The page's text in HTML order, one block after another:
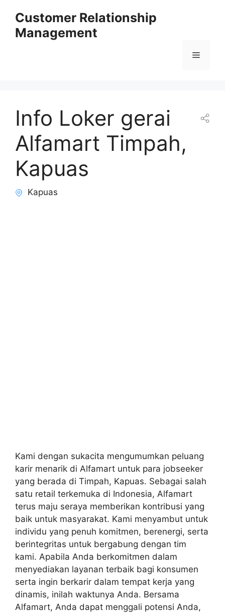
content
Customer Relationship
Management
Menu
Info Loker gerai
Alfamart Timpah,
Kapuas
Kapuas
Kami dengan sukacita mengumumkan peluang
karir menarik di Alfamart untuk para jobseeker
yang berada di Timpah, Kapuas. Sebagai salah
satu retail terkemuka di Indonesia, Alfamart
terus maju seraya memberikan kontribusi yang
baik untuk masyarakat. Kami menyambut untuk
individu yang penuh komitmen, berenergi, serta
berintegritas untuk bergabung dengan tim
kami. Apabila Anda berkomitmen dalam
menyediakan layanan terbaik bagi konsumen
serta ingin berkarir dalam tempat kerja yang
dinamis, inilah waktunya Anda. Bersama
Alfamart, Anda dapat menggali potensi Anda,